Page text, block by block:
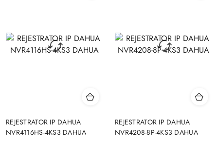
REJESTRATOR IP DAHUA
NVR4116HS-4KS3 DAHUA
REJESTRATOR IP DAHUA
NVR4208-8P-4KS3 DAHUA